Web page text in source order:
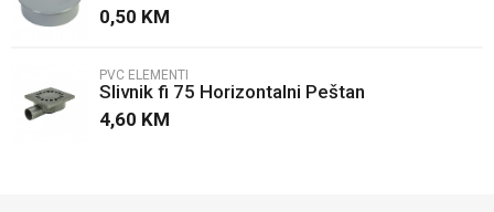
0,50 KM
PVC ELEMENTI
Slivnik fi 75 Horizontalni Peštan
4,60 KM